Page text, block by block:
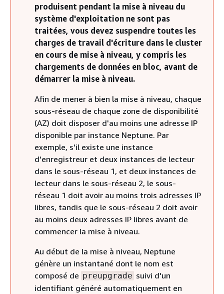
produisent pendant la mise à niveau du
système d'exploitation ne sont pas
traitées, vous devez suspendre toutes les
charges de travail d'écriture dans le cluster
en cours de mise à niveau, y compris les
chargements de données en bloc, avant de
démarrer la mise à niveau.
Afin de mener à bien la mise à niveau, chaque
sous-réseau de chaque zone de disponibilité
(AZ) doit disposer d'au moins une adresse IP
disponible par instance Neptune. Par
exemple, s'il existe une instance
d'enregistreur et deux instances de lecteur
dans le sous-réseau 1, et deux instances de
lecteur dans le sous-réseau 2, le sous-
réseau 1 doit avoir au moins trois adresses IP
libres, tandis que le sous-réseau 2 doit avoir
au moins deux adresses IP libres avant de
commencer la mise à niveau.
Au début de la mise à niveau, Neptune
génère un instantané dont le nom est
composé de preupgrade suivi d'un
identifiant généré automatiquement en